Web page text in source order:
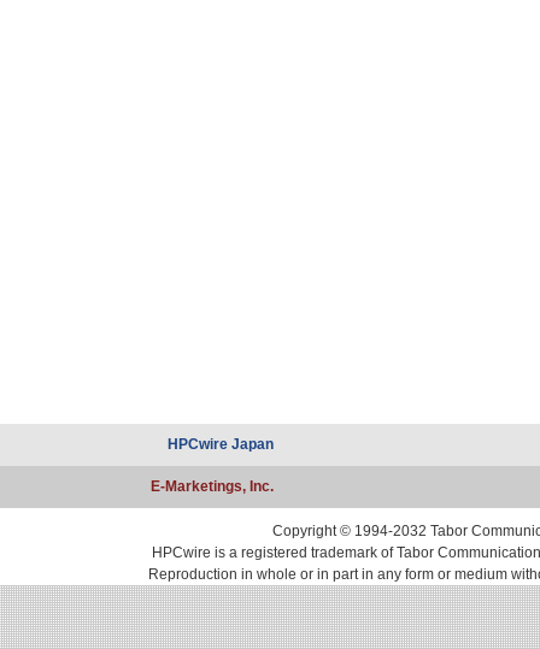
HPCwire Japan
E-Marketings, Inc.
Copyright © 1994-2032 Tabor
HPCwire is a registered trademark of Tabor
Reproduction in whole or in part in any form or medium